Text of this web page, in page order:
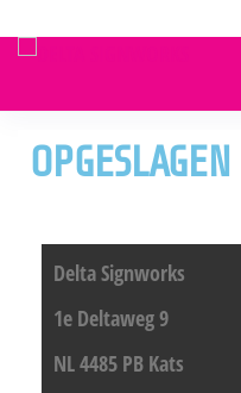
Delta Signworks
1e Deltaweg 9
NL 4485 PB Kats